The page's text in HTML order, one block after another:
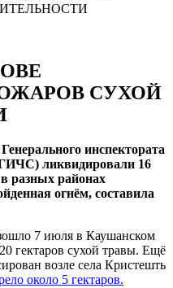
СУХОЙ
инспектората
ликвидировали 16
разных районах
огнём, составила
7 июля в Каушанском
гектаров сухой травы. Ещё
возле села Кристешть
около 5 гектаров.